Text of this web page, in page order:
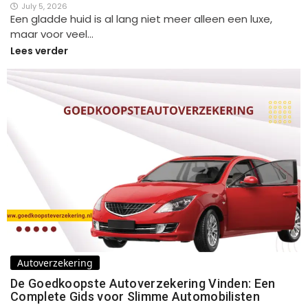
July 5, 2026
Een gladde huid is al lang niet meer alleen een luxe,
maar voor veel…
Lees verder
Autoverzekering
De Goedkoopste Autoverzekering Vinden: Een
Complete Gids voor Slimme Automobilisten